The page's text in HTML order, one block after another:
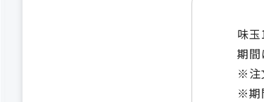
味
期
※注
※期